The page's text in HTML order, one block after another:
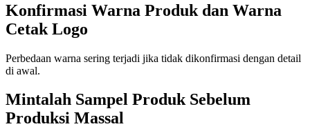
Konfirmasi Warna Produk dan Warna
Cetak Logo
Perbedaan warna sering terjadi jika tidak dikonfirmasi dengan detail
di awal.
Mintalah Sampel Produk Sebelum
Produksi Massal